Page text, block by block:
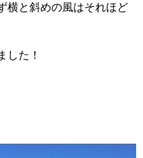
横と斜めの風はそれほど
した！